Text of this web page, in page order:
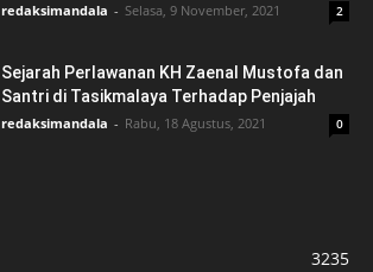
redaksimandala - Selasa, 9 November, 2021 2
Sejarah Perlawanan KH Zaenal Mustofa dan
Santri di Tasikmalaya Terhadap Penjajah
redaksimandala - Rabu, 18 Agustus, 2021 0
3235